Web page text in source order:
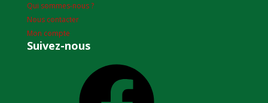
Qui sommes-nous ?
Nous contacter
Mon compte
Suivez-nous